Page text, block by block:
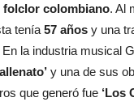
folclor colombiano. Al
tenía57 años y una
En la industria musical
y una de sus
que generó fue ‘Los